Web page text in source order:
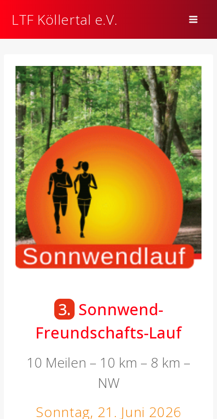
LTF Köllertal e.V.
3.Sonnwend-
Freundschafts-Lauf
10 Meilen – 10 km – 8 km –
NW
Sonntag, 21. Juni 2026